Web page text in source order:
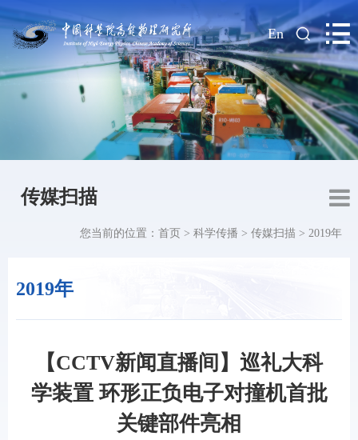
| En
传媒扫描
2019年
您当前的位置： 首页 > 科学传播 > 传媒扫描 > 2019年
【CCTV新闻直播间】巡礼大科
学装置 环形正负电子对撞机首批
关键部件亮相